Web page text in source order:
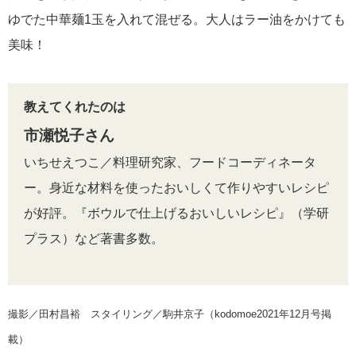
ゆでた中華麺1玉を入れて混ぜる。大人はラー油をかけても
美味！
教えてくれたのは
市瀬悦子さん
いちせえつこ／料理研究家、フードコーディネータ
ー。身近な材料を使ったおいしくて作りやすいレシピ
が好評。『ボウルで仕上げるおいしいレシピ』（学研
プラス）など著書多数。
撮影／田村昌裕 スタイリング／駒井京子（kodomoe2021年12月号掲
載）